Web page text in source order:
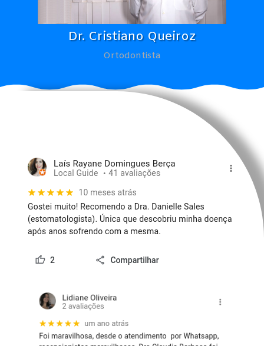
Dr. Cristiano Queiroz
Ortodontista